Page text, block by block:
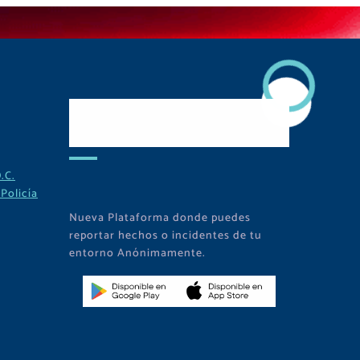
Nueva Plataforma donde puedes
reportar hechos o incidentes de tu
entorno Anónimamente.